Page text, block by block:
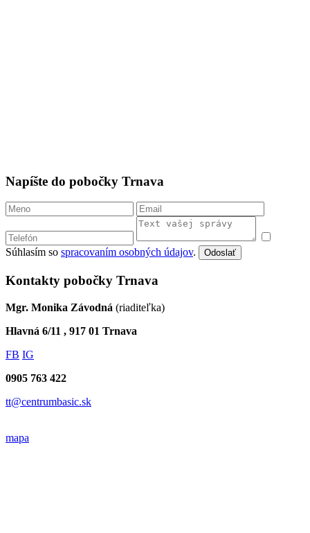
Napíšte do pobočky Trnava
Súhlasím so spracovaním osobných údajov. Odoslať
Kontakty pobočky Trnava
Mgr. Monika Závodná (riaditeľka)
Hlavná 6/11 , 917 01 Trnava
FB IG
0905 763 422
tt@centrumbasic.sk
mapa